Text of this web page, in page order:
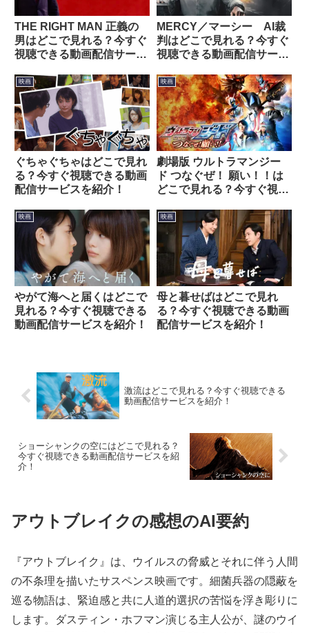
THE RIGHT MAN 正義の
男はどこで見れる？今すぐ
視聴できる動画配信サービ
MERCY／マーシー AI裁
判はどこで見れる？今すぐ
視聴できる動画配信サービ
映画
ぐちゃぐちゃはどこで見れ
る？今すぐ視聴できる動画
配信サービスを紹介！
映画
劇場版 ウルトラマンジー
ド つなぐぜ！ 願い！！は
どこで見れる？今すぐ視聴
紹介！
映画
やがて海へと届くはどこで
見れる？今すぐ視聴できる
動画配信サービスを紹介！
映画
母と暮せばはどこで見れ
る？今すぐ視聴できる動画
配信サービスを紹介！
激流はどこで見れる？今すぐ視聴できる
動画配信サービスを紹介！
ショーシャンクの空にはどこで見れる？
今すぐ視聴できる動画配信サービスを紹
介！
アウトブレイクの感想のAI要約
『アウトブレイク』は、ウイルスの脅威とそれに伴う人間
の不条理を描いたサスペンス映画です。細菌兵器の隠蔽を
巡る物語は、緊迫感と共に人道的選択の苦悩を浮き彫りに
します。ダスティン・ホフマン演じる主人公が、謎のウイ